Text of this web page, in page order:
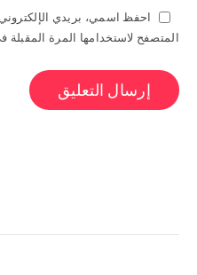
احفظ اسمي، بريدي
المتصفح لاستخدامها المرة المقبلة